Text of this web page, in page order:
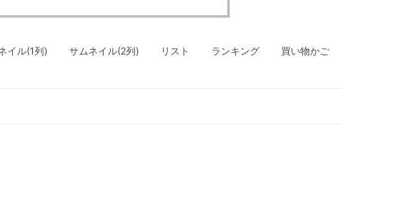
イル(1列) サムネイル(2列) リスト ランキング
買い物かご